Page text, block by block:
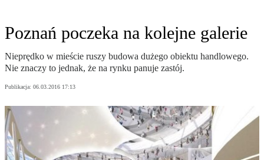
Poznań poczeka na kolejne galerie
Nieprędko w mieście ruszy budowa dużego obiektu handlowego.
Nie znaczy to jednak, że na rynku panuje zastój.
Publikacja: 06.03.2016 17:13